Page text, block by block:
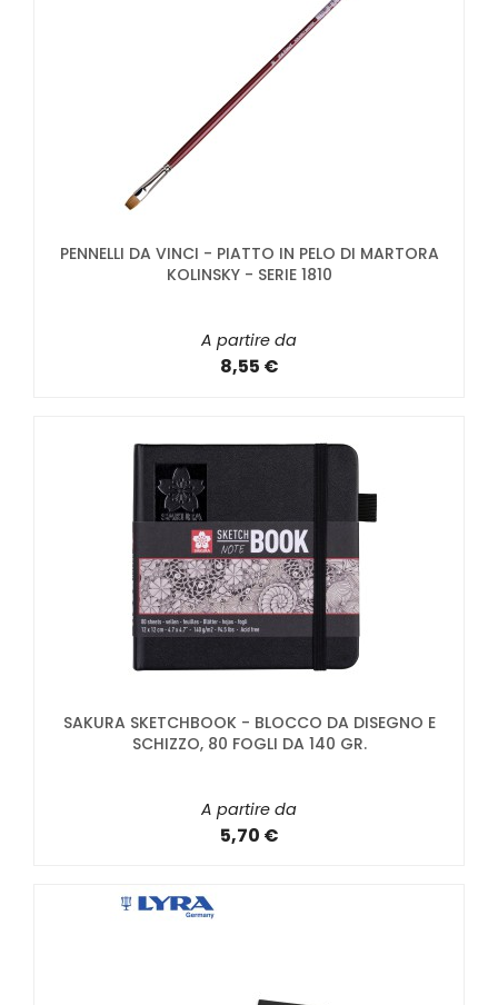
PENNELLI DA VINCI - PIATTO IN PELO DI MARTORA
KOLINSKY - SERIE 1810
A partire da
8,55 €
SAKURA SKETCHBOOK - BLOCCO DA DISEGNO E
SCHIZZO, 80 FOGLI DA 140 GR.
A partire da
5,70 €